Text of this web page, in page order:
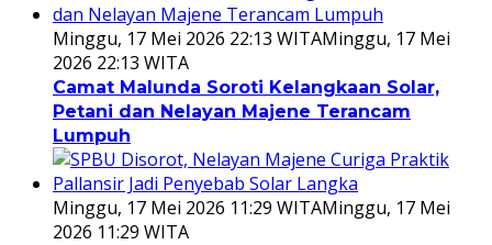
Minggu, 17 Mei 2026 22:13 WITAMinggu, 17 Mei
2026 22:13 WITA
Camat Malunda Soroti Kelangkaan Solar,
Petani dan Nelayan Majene Terancam
Lumpuh
Minggu, 17 Mei 2026 11:29 WITAMinggu, 17 Mei
2026 11:29 WITA